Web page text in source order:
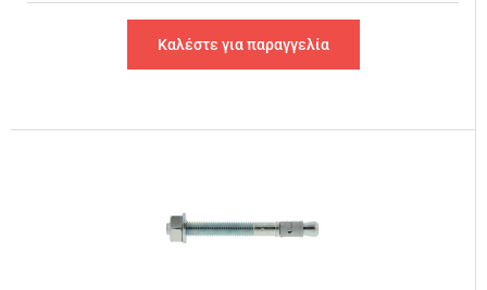
Καλέστε για παραγγελία